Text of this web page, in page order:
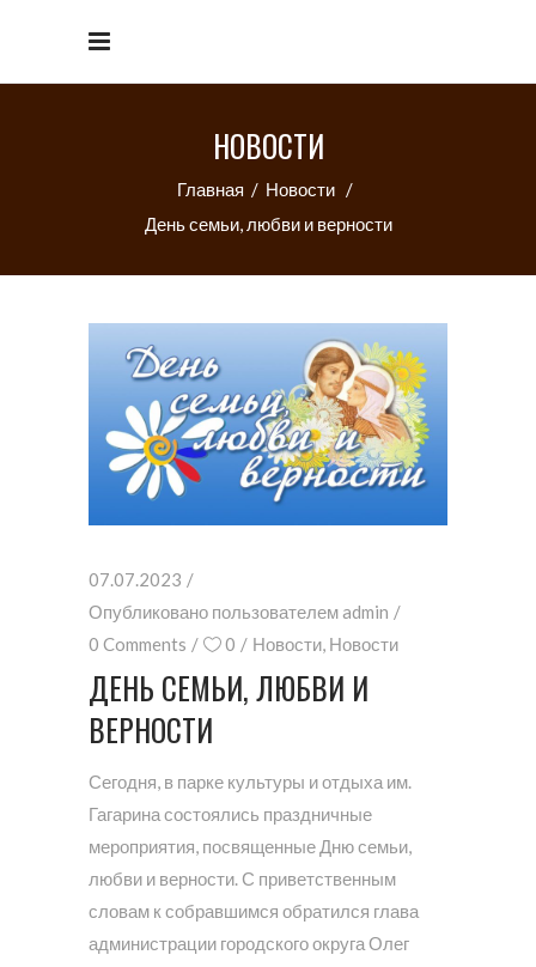
НОВОСТИ
Главная / Новости /
День семьи, любви и верности
07.07.2023
Опубликовано пользователемadmin
0 Comments
0 Новости, Новости
ДЕНЬ СЕМЬИ, ЛЮБВИ И
ВЕРНОСТИ
Сегодня, в парке культуры и отдыха им.
Гагарина состоялись праздничные
мероприятия, посвященные Дню семьи,
любви и верности. С приветственным
словам к собравшимся обратился глава
администрации городского округа Олег